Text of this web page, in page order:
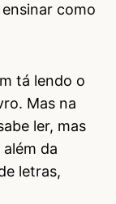
como
tá lendo o
Mas na
ler, mas
da
letras,